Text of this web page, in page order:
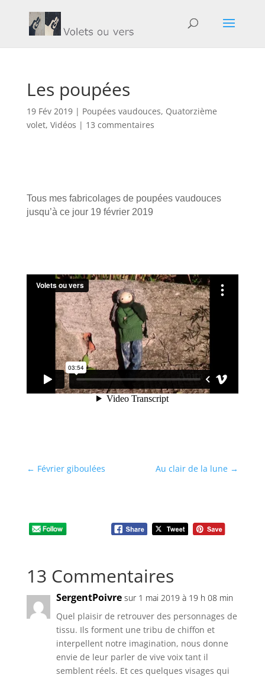
Les poupées
19 Fév 2019| Poupées vaudouces, Quatorzième
volet, Vidéos | 13 commentaires
Tous mes fabricolages de poupées vaudouces
jusqu’à ce jour 19 février 2019
← Février giboulées Au clair de la lune →
13 Commentaires
SergentPoivre sur 1 mai 2019 à 19 h 08 min
Quel plaisir de retrouver des personnages de
tissu. Ils forment une tribu de chiffon et
interpellent notre imagination, nous donne
envie de leur parler de vive voix tant il
semblent réels. Et ces quelques visages qui